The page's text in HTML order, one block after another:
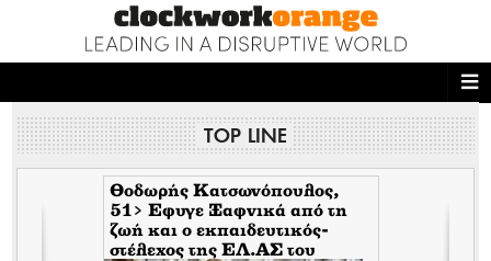
NEWS DESK TOP LINE
Θοδωρής Κατσωνόπουλος,
51> Εφυγε Ξαφνικά από τη
ζωή και ο εκπαιδευτικός-
στέλεχος της EΛ.ΑΣ του